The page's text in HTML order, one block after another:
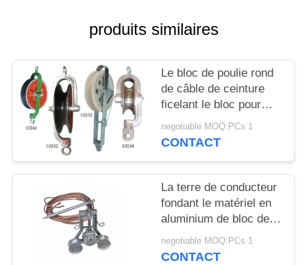
PLAN
DU
SITE
PRIVACY
POLICY
produits similaires
Le bloc de poulie rond
de câble de ceinture
ficelant le bloc pour
maintiennent la surface
peinte par couleur de fil
negotiable MOQ:PCs 1
CONTACT
La terre de conducteur
fondant le matériel en
aluminium de bloc de
poulie de câble pour
des machines-outils
negotiable MOQ:PCs 1
CONTACT